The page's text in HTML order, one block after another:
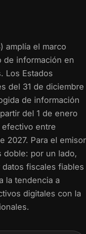
amplía el marco
de información en
Los Estados
del 31 de diciembre
de información
del 1 de enero
entre
2027. Para el emisor
doble: por un lado,
fiscales fiables
la tendencia a
digitales con la